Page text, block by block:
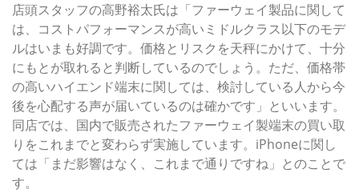
店頭スタッフの高野裕太氏は「ファーウェイ製品に関して
は、コストパフォーマンスが高いミドルクラス以下のモデ
ルはいまも好調です。価格とリスクを天秤にかけて、十分
にもとが取れると判断しているのでしょう。ただ、価格帯
の高いハイエンド端末に関しては、検討している人から今
後を心配する声が届いているのは確かです」といいます。
同店では、国内で販売されたファーウェイ製端末の買い取
りをこれまでと変わらず実施しています。iPhoneに関し
ては「まだ影響はなく、これまで通りですね」とのことで
す。